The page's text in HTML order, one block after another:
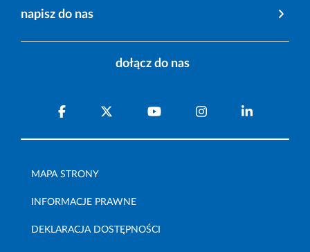
napisz do nas
dołącz do nas
MAPA STRONY
INFORMACJE PRAWNE
DEKLARACJA DOSTĘPNOŚCI